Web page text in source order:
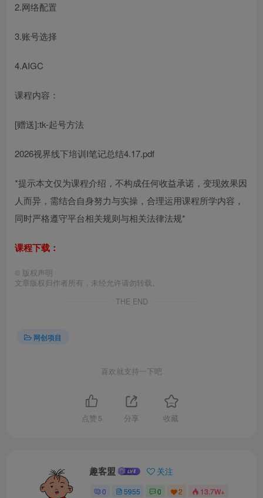
2.网络配置
3.账号选择
4.AIGC
课程内容：
[赠送]:tk-起号方法
2026视界线下培训I笔记总结4.17.pdf
*提示本文仅为课程介绍，不构成任何收益承诺，变现效果因
人而异，需结合自身努力与实操，合理运用课程所学内容，
同时严格遵守平台相关规则与相关法律法规*
课程下载：
© 版权声明
文章版权归作者所有，未经允许请勿转载。
THE END
网创项目
喜欢就支持一下吧
点赞 5 分享 收藏
趣客盟 关注
0 5955 0 2 13.7W+